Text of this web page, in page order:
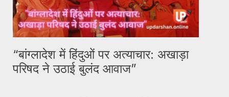
“बांग्लादेश में हिंदुओं पर अत्याचार: अखाड़ा
परिषद ने उठाई बुलंद आवाज”